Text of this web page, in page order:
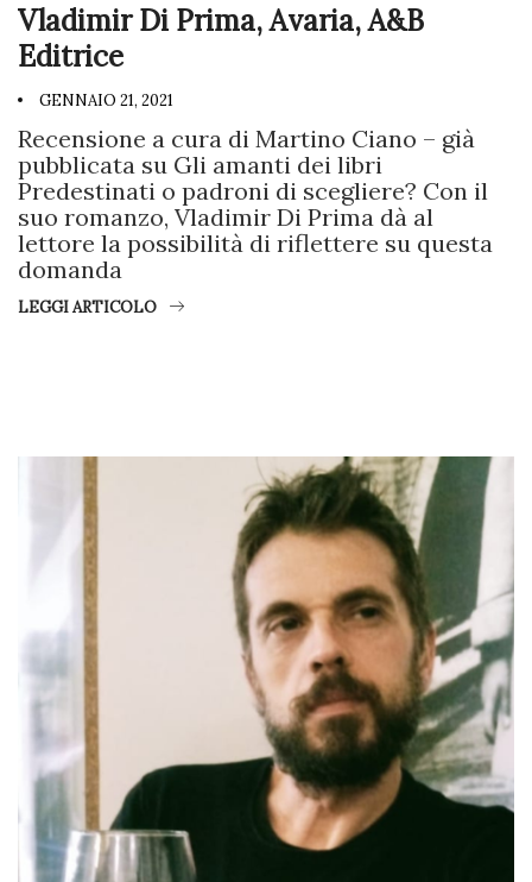
Vladimir Di Prima, Avaria, A&B
Editrice
GENNAIO 21, 2021
Recensione a cura di Martino Ciano – già
pubblicata su Gli amanti dei libri
Predestinati o padroni di scegliere? Con il
suo romanzo, Vladimir Di Prima dà al
lettore la possibilità di riflettere su questa
domanda
LEGGI ARTICOLO